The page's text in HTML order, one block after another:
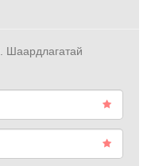
Шаардлагатай